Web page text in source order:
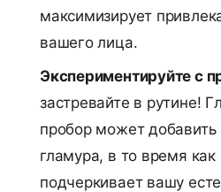
максимизирует
вашего лица.
Экспериментируйте с
застревайте в рутине!
пробор может
гламура, в то время
подчеркивает вашу